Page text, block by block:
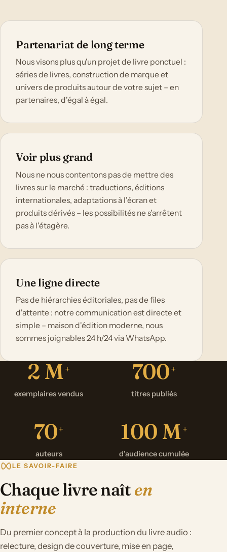
Partenariat de long terme
Nous visons plus qu'un projet de livre ponctuel :
séries de livres, construction de marque et
univers de produits autour de votre sujet – en
partenaires, d'égal à égal.
Voir plus grand
Nous ne nous contentons pas de mettre des
livres sur le marché : traductions, éditions
internationales, adaptations à l'écran et
produits dérivés – les possibilités ne s'arrêtent
pas à l'étagère.
Une ligne directe
Pas de hiérarchies éditoriales, pas de files
d'attente : notre communication est directe et
simple – maison d'édition moderne, nous
sommes joignables 24 h/24 via WhatsApp.
2 M+
exemplaires vendus
700+
titres publiés
70+
auteurs
100 M+
d'audience cumulée
LE SAVOIR-FAIRE
Chaque livre naîten
interne
Du premier concept à la production du livre audio :
relecture, design de couverture, mise en page,